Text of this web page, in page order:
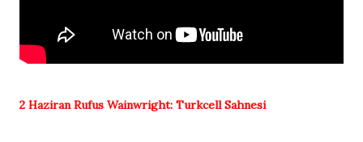
2 HaziranRufus Wainwright: Turkcell Sahnesi